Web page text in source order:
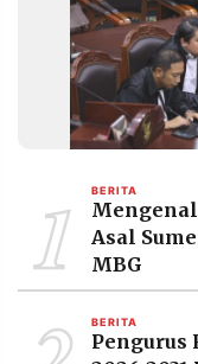
RESOLUSI
MEDIA
PRAMUDITA
©
Resolusi.co
1 BERITA
Mengenal
Asal
MBG
BERITA
Pengurus